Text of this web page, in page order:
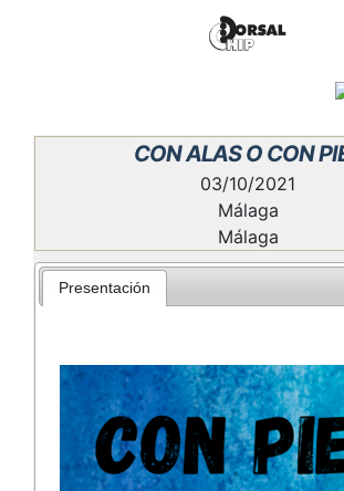
CON ALAS O CON
03/10/2021
Málaga
Málaga
Presentación